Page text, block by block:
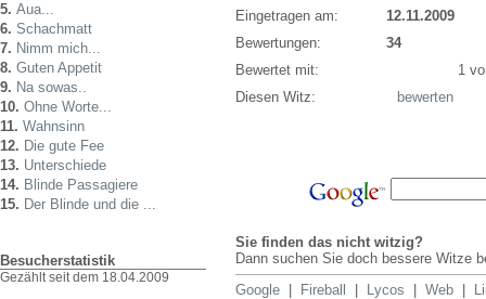
5. Aua...
6. Schachmatt
7. Nimm mich...
8. Guten Appetit
9. Na sowas..
10. Ohne Worte...
11. Wahnsinn
12. Die gute Fee
13. Unterschiede
14. Blinde Passagiere
15. Der Blinde und die ...
Besucherstatistik
Gezählt seit dem 18.04.2009
Eingetragen am:
12.11.2009
Bewertungen:
34
Bewertet mit:
1
Diesen Witz:
bewerten
Sie finden das nicht witzig?
Dann suchen Sie doch bessere Witze
Google
Fireball Lycos Web